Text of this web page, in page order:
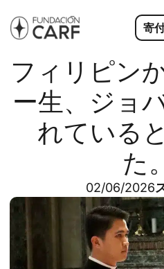
寄
フィリピン
ー生、ジョ
れている
た
02/06/2026